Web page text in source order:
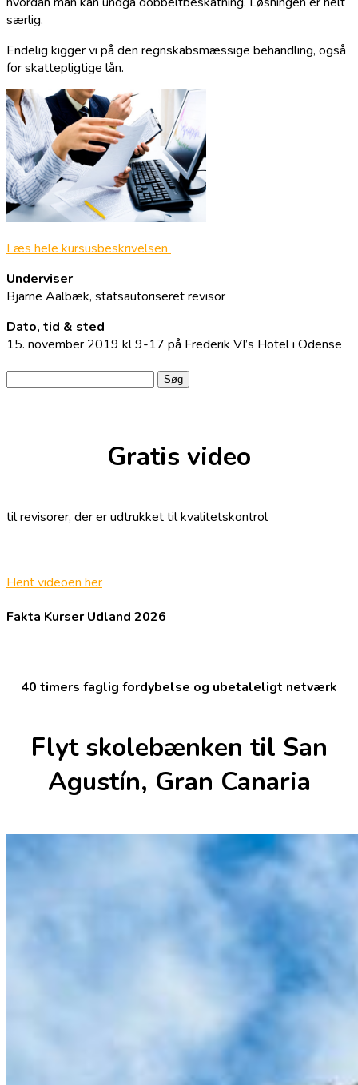
særlig.
Endelig kigger vi på den regnskabsmæssige behandling, også
for skattepligtige lån.
Læs hele kursusbeskrivelsen
Underviser
Bjarne Aalbæk, statsautoriseret revisor
Dato, tid & sted
15. november 2019 kl 9-17 på Frederik VI’s Hotel i Odense
Gratis video
til revisorer, der er udtrukket til kvalitetskontrol
Hent videoen her
Fakta Kurser Udland 2026
40 timers faglig fordybelse og ubetaleligt netværk
Flyt skolebænken til San
Agustín, Gran Canaria